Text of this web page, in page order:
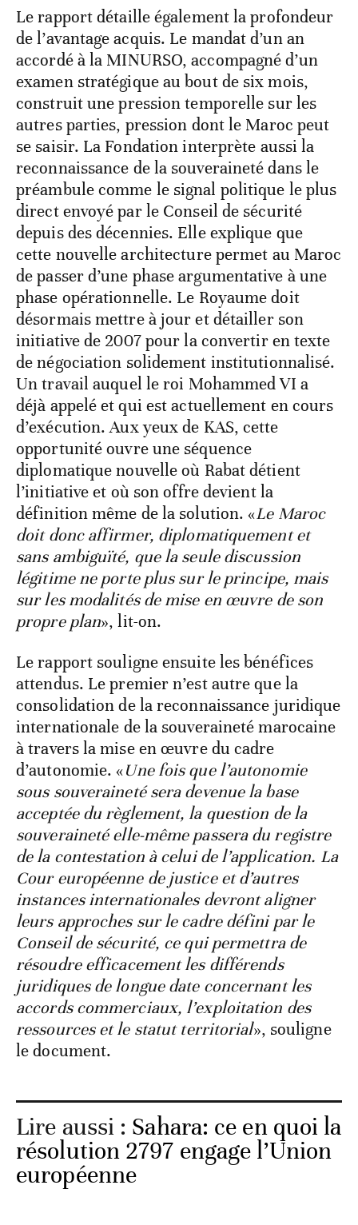
Le rapport détaille également la profondeur
de l’avantage acquis. Le mandat d’un an
accordé à la MINURSO, accompagné d’un
examen stratégique au bout de six mois,
construit une pression temporelle sur les
autres parties, pression dont le Maroc peut
se saisir. La Fondation interprète aussi la
reconnaissance de la souveraineté dans le
préambule comme le signal politique le plus
direct envoyé par le Conseil de sécurité
depuis des décennies. Elle explique que
cette nouvelle architecture permet au Maroc
de passer d’une phase argumentative à une
phase opérationnelle. Le Royaume doit
désormais mettre à jour et détailler son
initiative de 2007 pour la convertir en texte
de négociation solidement institutionnalisé.
Un travail auquel le roi Mohammed VI a
déjà appelé et qui est actuellement en cours
d’exécution. Aux yeux de KAS, cette
opportunité ouvre une séquence
diplomatique nouvelle où Rabat détient
l’initiative et où son offre devient la
définition même de la solution. «Le Maroc
doit donc affirmer, diplomatiquement et
sans ambiguïté, que la seule discussion
légitime ne porte plus sur le principe, mais
sur les modalités de mise en œuvre de son
propre plan», lit-on.
Le rapport souligne ensuite les bénéfices
attendus. Le premier n’est autre que la
consolidation de la reconnaissance juridique
internationale de la souveraineté marocaine
à travers la mise en œuvre du cadre
d’autonomie. «Une fois que l’autonomie
sous souveraineté sera devenue la base
acceptée du règlement, la question de la
souveraineté elle-même passera du registre
de la contestation à celui de l’application. La
Cour européenne de justice et d’autres
instances internationales devront aligner
leurs approches sur le cadre défini par le
Conseil de sécurité, ce qui permettra de
résoudre efficacement les différends
juridiques de longue date concernant les
accords commerciaux, l’exploitation des
ressources et le statut territorial», souligne
le document.
Lire aussi : Sahara: ce en quoi la
résolution 2797 engage l’Union
européenne